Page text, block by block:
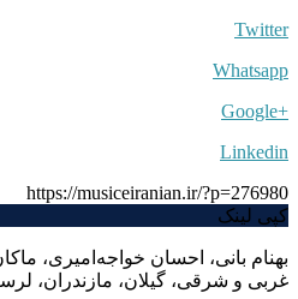
Twitter
Whatsapp
+Google
Linkedin
https://musiceiranian.ir/?p=276980
کپی لینک
بهنام بانی، احسان خواجه‌امیری،
غربی و شرقی، گیلان، مازندران،